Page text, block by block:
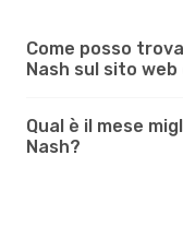
Come posso
Nash sul sito web
Qual è il mese
Nash?